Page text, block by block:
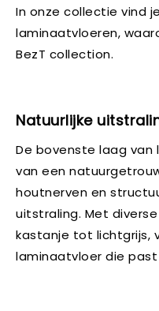
In onze collectie vind
laminaatvloeren,
BezT collection.
Natuurlijke
De bovenste laag van
van een
houtnerven en
uitstraling. Met
kastanje tot lichtgrijs,
laminaatvloer die past